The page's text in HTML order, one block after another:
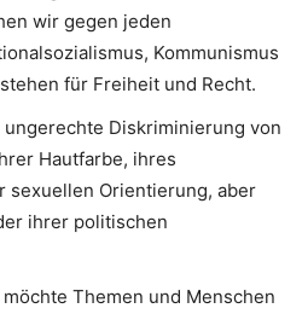
wir gegen jeden
Kommunismus
für Freiheit und Recht.
Diskriminierung von
Hautfarbe, ihres
sexuellen Orientierung, aber
ihrer politischen
Themen und Menschen